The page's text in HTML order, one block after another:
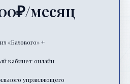
месяц
«Базового» +
кабинет онлайн
управляющего